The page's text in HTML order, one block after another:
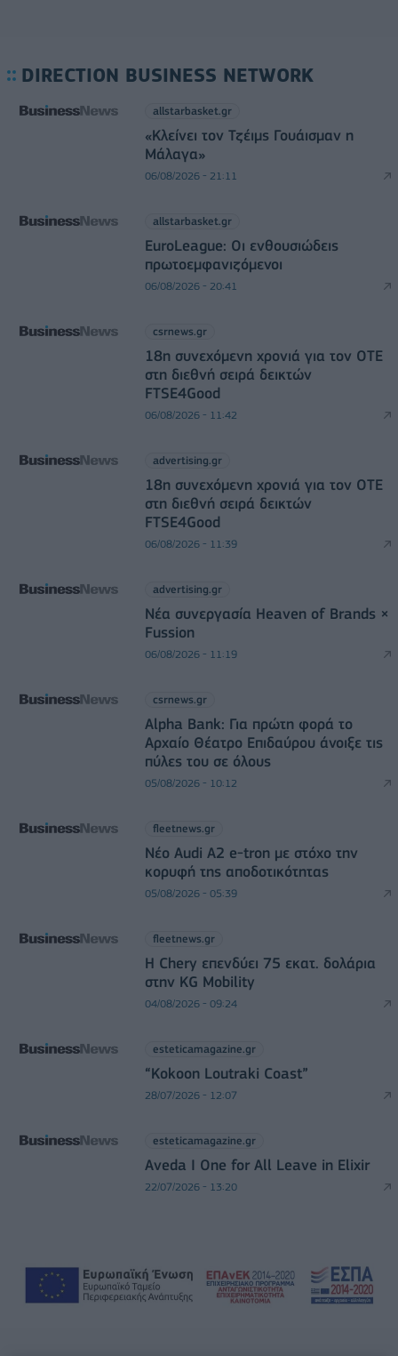
DIRECTION BUSINESS NETWORK
allstarbasket.gr
«Κλείνει τον Τζέιμς Γουάισμαν η
Μάλαγα»
06/08/2026 - 21:11
allstarbasket.gr
EuroLeague: Οι ενθουσιώδεις
πρωτοεμφανιζόμενοι
06/08/2026 - 20:41
csrnews.gr
18η συνεχόμενη χρονιά για τον ΟΤΕ
στη διεθνή σειρά δεικτών
FTSE4Good
06/08/2026 - 11:42
advertising.gr
18η συνεχόμενη χρονιά για τον ΟΤΕ
στη διεθνή σειρά δεικτών
FTSE4Good
06/08/2026 - 11:39
advertising.gr
Νέα συνεργασία Heaven of Brands ×
Fussion
06/08/2026 - 11:19
csrnews.gr
Alpha Bank: Για πρώτη φορά το
Αρχαίο Θέατρο Επιδαύρου άνοιξε τις
πύλες του σε όλους
05/08/2026 - 10:12
fleetnews.gr
Νέο Audi A2 e-tron με στόχο την
κορυφή της αποδοτικότητας
05/08/2026 - 05:39
fleetnews.gr
Η Chery επενδύει 75 εκατ. δολάρια
στην KG Mobility
04/08/2026 - 09:24
esteticamagazine.gr
“Kokoon Loutraki Coast”
28/07/2026 - 12:07
esteticamagazine.gr
Aveda I One for All Leave in Elixir
22/07/2026 - 13:20